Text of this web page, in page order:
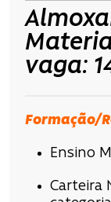
vaga:
Formação/
Ensino
Carteira